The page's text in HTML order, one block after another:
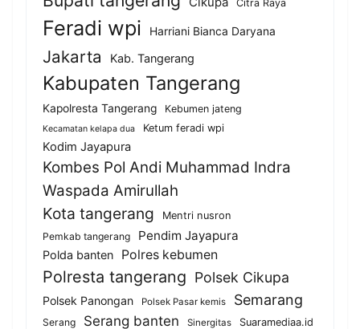
Citra Raya
Feradi wpi Harriani Bianca Daryana
Jakarta Kab. Tangerang
Kabupaten Tangerang
Kapolresta Tangerang Kebumen jateng
Kecamatan kelapa dua Ketum feradi wpi
Kodim Jayapura
Kombes Pol Andi Muhammad Indra
Waspada Amirullah
Kota tangerang
Mentri nusron
Pemkab tangerang
Pendim Jayapura
Polda banten Polres kebumen
Polresta tangerang Polsek Cikupa
Polsek Panongan Polsek Pasar kemis Semarang
Serang Serang banten Sinergitas Suaramediaa.id